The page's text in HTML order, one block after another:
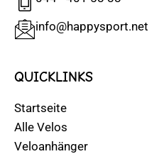
info@happysport.net
QUICKLINKS
Startseite
Alle Velos
Veloanhänger